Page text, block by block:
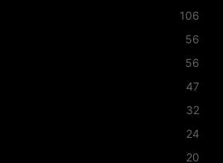
106
56
56
47
32
24
20